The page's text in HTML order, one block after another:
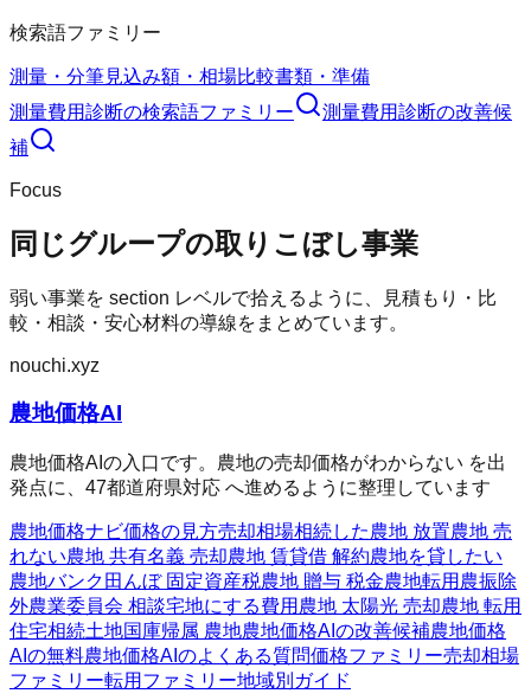
検索語ファミリー
測量・分筆見込み額・相場比較書類・準備
測量費用診断の検索語ファミリー 測量費用診断の改善候
補
Focus
同じグループの取りこぼし事業
弱い事業を section レベルで拾えるように、見積もり・比
較・相談・安心材料の導線をまとめています。
nouchi.xyz
農地価格AI
農地価格AIの入口です。農地の売却価格がわからない を出
発点に、47都道府県対応 へ進めるように整理しています
農地価格ナビ価格の見方売却相場相続した農地 放置農地 売
れない農地 共有名義 売却農地 賃貸借 解約農地を貸したい
農地バンク 田んぼ 固定資産税農地 贈与 税金農地転用 農振除
外農業委員会 相談宅地にする費用 農地 太陽光 売却農地 転用
住宅相続土地国庫帰属 農地農地価格AIの改善候補農地価格
AIの無料農地価格AIのよくある質問価格ファミリー売却相場
ファミリー転用ファミリー地域別ガイド